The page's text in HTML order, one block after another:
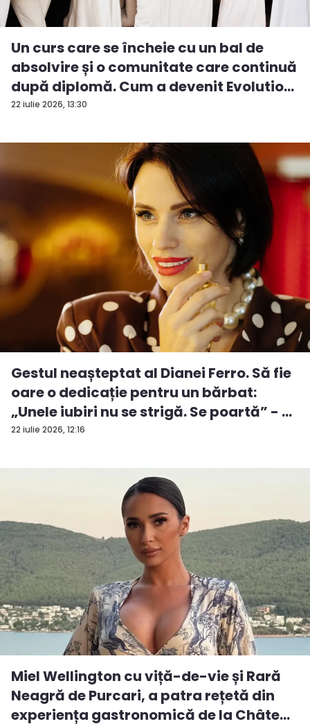
22 iulie 2026, 13:30
Un curs care se încheie cu un bal de
absolvire și o comunitate care continuă
după diplomă. Cum a devenit Evolutio...
22 iulie 2026, 12:16
Gestul neașteptat al Dianei Ferro. Să fie
oare o dedicație pentru un bărbat:
„Unele iubiri nu se strigă. Se poartă” - ...
Miel Wellington cu viță-de-vie și Rară
Neagră de Purcari, a patra rețetă din
experiența gastronomică de la Châte...